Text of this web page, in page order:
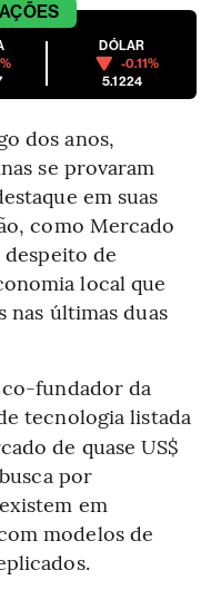
DÓLAR
-0.11%
5.1224
dos anos,
se provaram
em suas
como Mercado
de
local que
nas últimas duas
fundador da
tecnologia listada
de quase US$
por
em
modelos de